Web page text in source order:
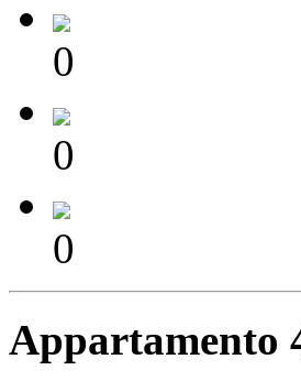
0
0
0
Appartamento